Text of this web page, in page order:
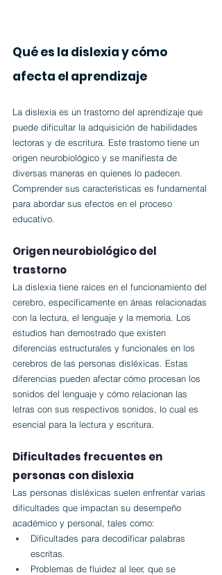
Qué es la dislexia y cómo
afecta el aprendizaje
La dislexia es un trastorno del aprendizaje que
puede dificultar la adquisición de habilidades
lectoras y de escritura. Este trastorno tiene un
origen neurobiológico y se manifiesta de
diversas maneras en quienes lo padecen.
Comprender sus características es fundamental
para abordar sus efectos en el proceso
educativo.
Origen neurobiológico del
trastorno
La dislexia tiene raíces en el funcionamiento del
cerebro, específicamente en áreas relacionadas
con la lectura, el lenguaje y la memoria. Los
estudios han demostrado que existen
diferencias estructurales y funcionales en los
cerebros de las personas disléxicas. Estas
diferencias pueden afectar cómo procesan los
sonidos del lenguaje y cómo relacionan las
letras con sus respectivos sonidos, lo cual es
esencial para la lectura y escritura.
Dificultades frecuentes en
personas con dislexia
Las personas disléxicas suelen enfrentar varias
dificultades que impactan su desempeño
académico y personal, tales como:
Dificultades para decodificar palabras
escritas.
Problemas de fluidez al leer, que se